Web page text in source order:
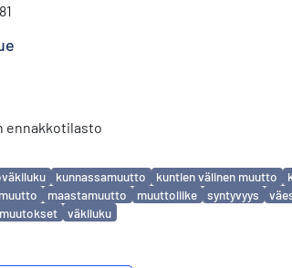
ennakkotilasto
kunnassamuutto kuntien välinen muutto
maastamuutto muuttoliike syntyvyys
väkiluku